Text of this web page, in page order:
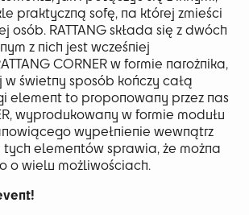
praktyczną sofę, na której zmieści
osób. RATTANG składa się z dwóch
z nich jest wcześniej
CORNER w formie narożnika,
w świetny sposób kończy całą
element to proponowany przez nas
wyprodukowany w formie modułu
wypełnienie wewnątrz
tych elementów sprawia, że można
o wielu możliwościach.